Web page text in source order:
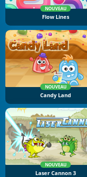
NOUVEAU
Flow Lines
NOUVEAU
Candy Land
NOUVEAU
Laser Cannon 3